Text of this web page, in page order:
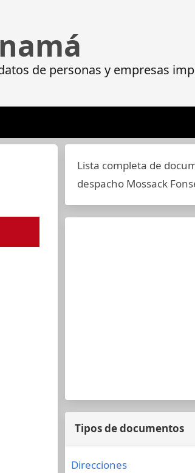
de personas y empresas
Lista completa de
despacho Mossack
Tipos de documentos
Direcciones